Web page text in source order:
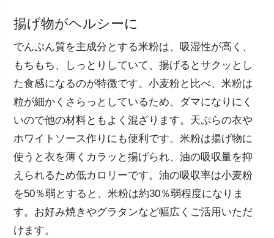
揚げ物がヘルシーに
でんぷん質を主成分とする米粉は、吸湿性が高く、
もちもち、しっとりしていて、揚げるとサクッとし
た食感になるのが特徴です。小麦粉と比べ、米粉は
粒が細かくさらっとしているため、ダマになりにく
いので他の材料ともよく混ざります。天ぷらの衣や
ホワイトソース作りにも便利です。米粉は揚げ物に
使うと衣を薄くカラッと揚げられ、油の吸収量を抑
えられるため低カロリーです。油の吸収率は小麦粉
を50％弱とすると、米粉は約30％弱程度になりま
す。お好み焼きやグラタンなど幅広くご活用いただ
けます。